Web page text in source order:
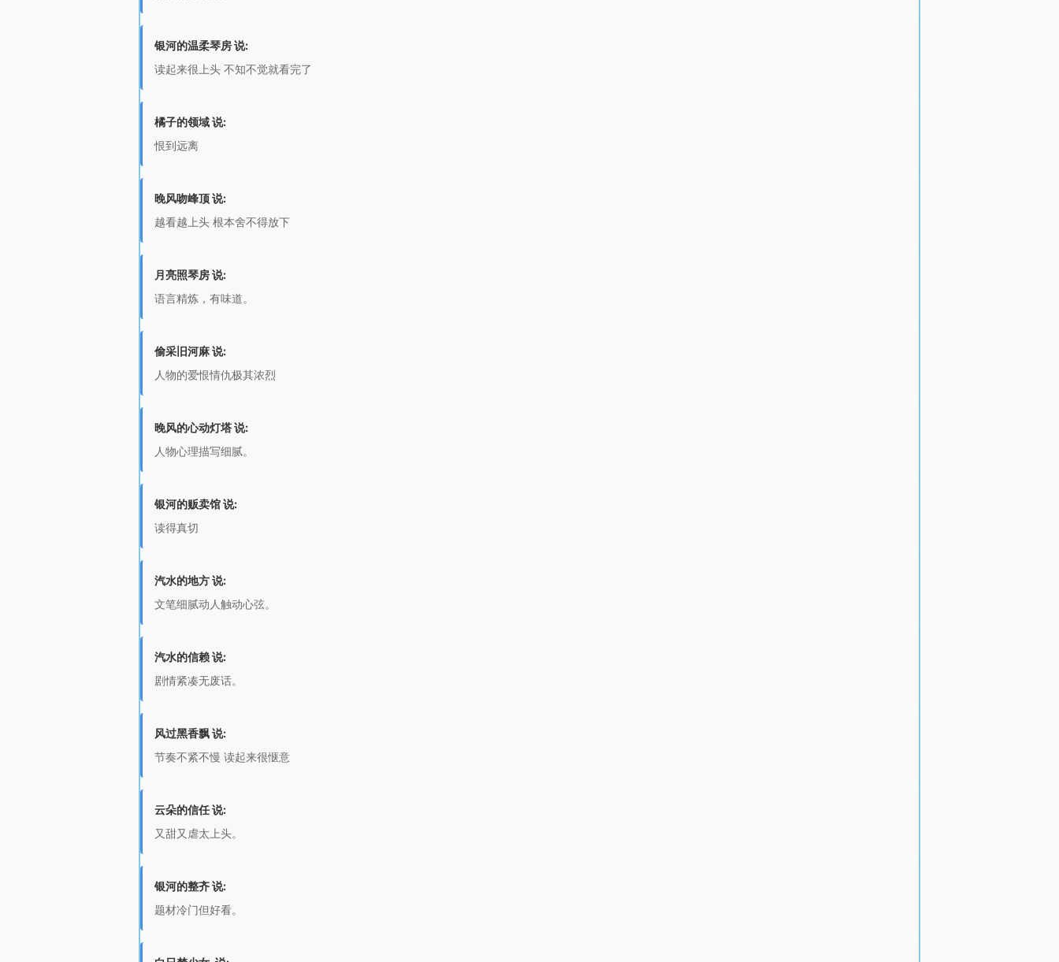
银河的温柔琴房 说:
读起来很上头 不知不觉就看完了
橘子的领域 说:
恨到远离
晚风吻峰顶 说:
越看越上头 根本舍不得放下
月亮照琴房 说:
语言精炼，有味道。
偷采旧河麻 说:
人物的爱恨情仇极其浓烈
晚风的心动灯塔 说:
人物心理描写细腻。
银河的贩卖馆 说:
读得真切
汽水的地方 说:
文笔细腻动人触动心弦。
汽水的信赖 说:
剧情紧凑无废话。
风过黑香飘 说:
节奏不紧不慢 读起来很惬意
云朵的信任 说:
又甜又虐太上头。
银河的整齐 说:
题材冷门但好看。